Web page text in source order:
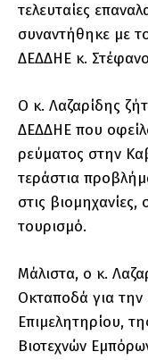
τελευταίες
συναντήθηκε με
ΔΕΔΔΗΕ κ.
Ο κ. Λαζαρίδης
ΔΕΔΔΗΕ που
ρεύματος στην
τεράστια
στις
τουρισμό.
Μάλιστα, ο κ.
Οκταποδά για την
Επιμελητηρίου,
Βιοτεχνών